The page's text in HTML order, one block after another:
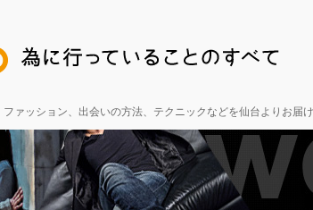
ァッション、出会いの方法、テクニックなどを仙台よりお届け